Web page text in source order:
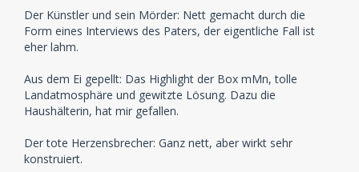
Der Künstler und sein Mörder: Nett gemacht durch die
Form eines Interviews des Paters, der eigentliche Fall ist
eher lahm.
Aus dem Ei gepellt: Das Highlight der Box mMn, tolle
Landatmosphäre und gewitzte Lösung. Dazu die
Haushälterin, hat mir gefallen.
Der tote Herzensbrecher: Ganz nett, aber wirkt sehr
konstruiert.